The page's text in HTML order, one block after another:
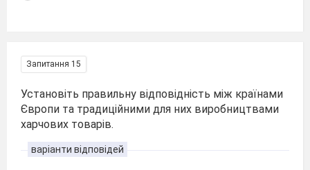
Запитання 15
Установіть правильну відповідність між країнами
Європи та традиційними для них виробництвами
харчових товарів.
варіанти відповідей